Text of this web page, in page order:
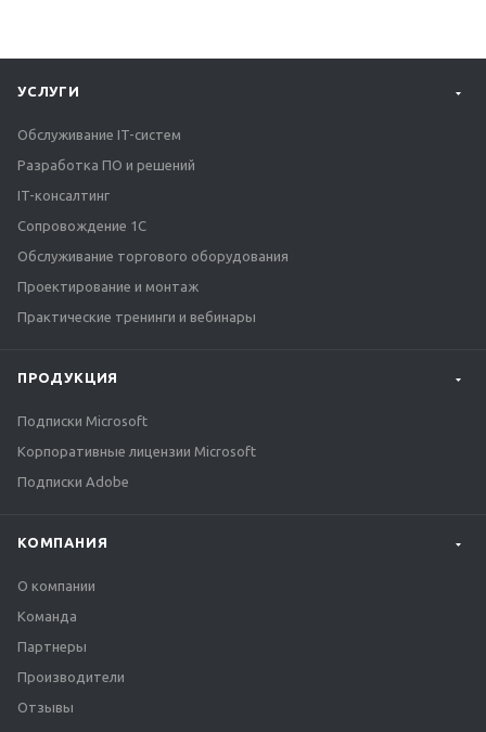
УСЛУГИ
Обслуживание IT-систем
Разработка ПО и решений
IT-консалтинг
Сопровождение 1С
Обслуживание торгового оборудования
Проектирование и монтаж
Практические тренинги и вебинары
ПРОДУКЦИЯ
Подписки Microsoft
Корпоративные лицензии Microsoft
Подписки Adobe
КОМПАНИЯ
О компании
Команда
Партнеры
Производители
Отзывы